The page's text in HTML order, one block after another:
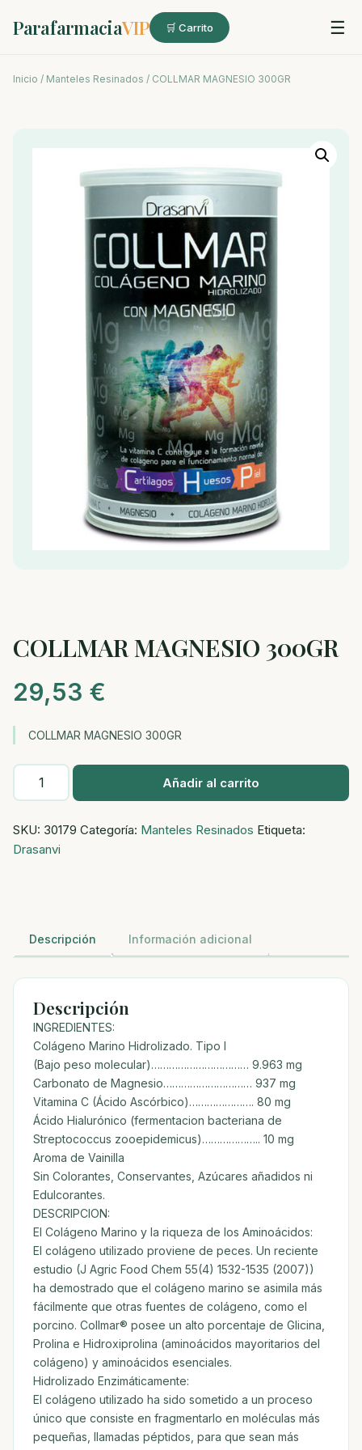
ParafarmaciaVIP 🛒 Carrito ☰
Inicio / Manteles Resinados / COLLMAR MAGNESIO 300GR
COLLMAR MAGNESIO 300GR
29,53 €
COLLMAR MAGNESIO 300GR
COLLMAR
MAGNESIO
cantidad
Añadir al carrito
SKU: 30179 Categoría: Manteles Resinados Etiqueta:
Drasanvi
Descripción Información adicional
Descripción
INGREDIENTES:
Colágeno Marino Hidrolizado. Tipo I
(Bajo peso molecular)…………………………… 9.963 mg
Carbonato de Magnesio………………………… 937 mg
Vitamina C (Ácido Ascórbico)…………………. 80 mg
Ácido Hialurónico (fermentacion bacteriana de
Streptococcus zooepidemicus)……………….. 10 mg
Aroma de Vainilla
Sin Colorantes, Conservantes, Azúcares añadidos ni
Edulcorantes.
DESCRIPCION:
El Colágeno Marino y la riqueza de los Aminoácidos:
El colágeno utilizado proviene de peces. Un reciente
estudio (J Agric Food Chem 55(4) 1532-1535 (2007))
ha demostrado que el colágeno marino se asimila más
fácilmente que otras fuentes de colágeno, como el
porcino. Collmar® posee un alto porcentaje de Glicina,
Prolina e Hidroxiprolina (aminoácidos mayoritarios del
colágeno) y aminoácidos esenciales.
Hidrolizado Enzimáticamente:
El colágeno utilizado ha sido sometido a un proceso
único que consiste en fragmentarlo en moléculas más
pequeñas, llamadas péptidos, para que sean más